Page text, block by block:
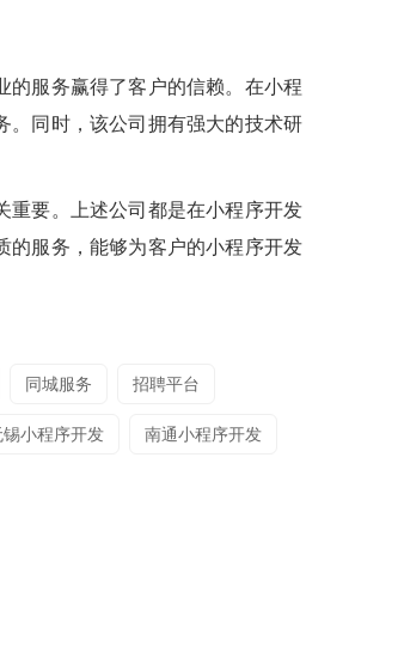
的服务赢得了客户的信赖。在小程
。同时，该公司拥有强大的技术研
重要。上述公司都是在小程序开发
的服务，能够为客户的小程序开发
同城服务 招聘平台
锡小程序开发 南通小程序开发